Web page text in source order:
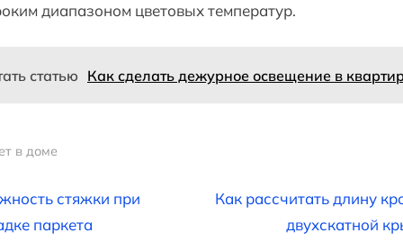
диапазоном цветовых температур.
статью Как сделать дежурное освещение в
в доме
стяжки при
паркета
N
Как рассчитать длину
двухскатной